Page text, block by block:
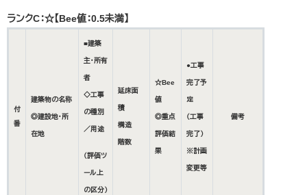
ランクC：☆【Bee値：0.5未満】
付
番
建築物の名称
◎建設地・所
在地
■建築
主・所有
者
◇工事
の種別
／用途
（評価ツ
ール上
の区分）
延床面
積
構造
階数
☆Bee
値
◎重点
評価結
果
●工事
完了予
定
（工事
完了）
※計画
変更等
備考